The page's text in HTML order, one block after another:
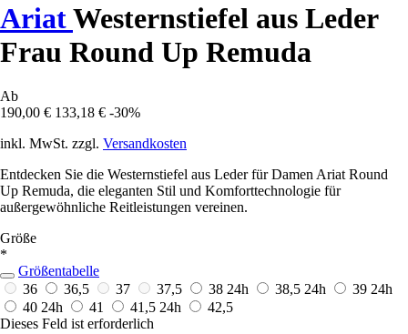
AriatWesternstiefel aus Leder
Frau Round Up Remuda
Ab
190,00 € 133,18 € -30%
inkl. MwSt. zzgl. Versandkosten
Entdecken Sie die Westernstiefel aus Leder für Damen Ariat Round
Up Remuda, die eleganten Stil und Komforttechnologie für
außergewöhnliche Reitleistungen vereinen.
Größe
*
Größentabelle
36
36,5 37 37,5 38 24h 38,5 24h 39 24h
40 24h 41 41,5 24h
42,5
Dieses Feld ist erforderlich